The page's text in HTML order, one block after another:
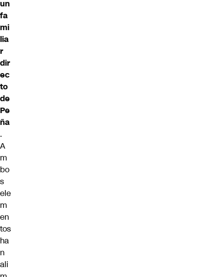
un
fa
mi
lia
r
dir
ec
to
de
Pe
ña
.
A
m
bo
s
ele
m
en
tos
ha
n
ali